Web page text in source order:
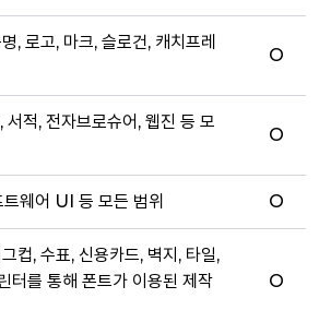
, 로고, 마크, 슬로건, 캐치프레
O
서적, 전자브로슈어, 웹진 등 모
O
웨어 UI 등 모든 범위 O
컵, 수표, 신용카드, 벽지, 타일,
터를 통해 폰트가 이용된 제작
O